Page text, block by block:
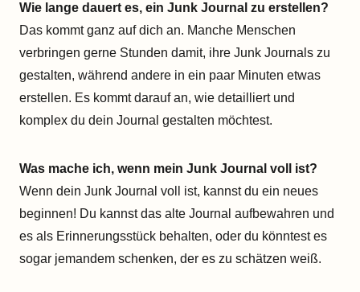
Wie lange dauert es, ein Junk Journal zu erstellen?
Das kommt ganz auf dich an. Manche Menschen
verbringen gerne Stunden damit, ihre Junk Journals zu
gestalten, während andere in ein paar Minuten etwas
erstellen. Es kommt darauf an, wie detailliert und
komplex du dein Journal gestalten möchtest.
Was mache ich, wenn mein Junk Journal voll ist?
Wenn dein Junk Journal voll ist, kannst du ein neues
beginnen! Du kannst das alte Journal aufbewahren und
es als Erinnerungsstück behalten, oder du könntest es
sogar jemandem schenken, der es zu schätzen weiß.